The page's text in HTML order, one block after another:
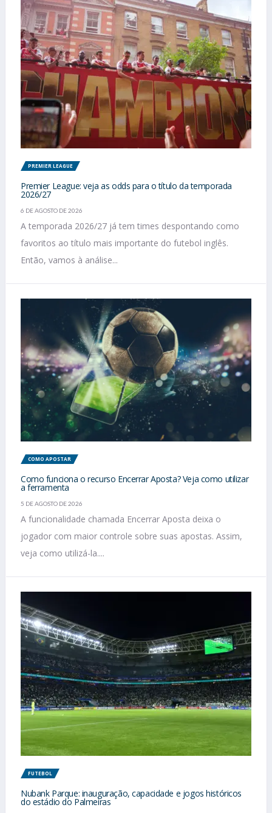
PREMIER LEAGUE
Premier League: veja as odds para o título da temporada
2026/27
6 DE AGOSTO DE 2026
A temporada 2026/27 já tem times despontando como
favoritos ao título mais importante do futebol inglês.
Então, vamos à análise...
COMO APOSTAR
Como funciona o recurso Encerrar Aposta? Veja como utilizar
a ferramenta
5 DE AGOSTO DE 2026
A funcionalidade chamada Encerrar Aposta deixa o
jogador com maior controle sobre suas apostas. Assim,
veja como utilizá-la....
FUTEBOL
Nubank Parque: inauguração, capacidade e jogos históricos
do estádio do Palmeiras